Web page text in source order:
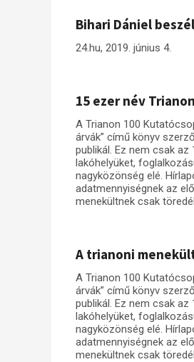
Bihari Dániel
24.hu, 2019. június 4.
15 ezer név
A Trianon 100
árvák” című könyv
publikál. Ez nem csak
lakóhelyüket,
nagyközönség elé.
adatmennyiségnek az
menekültnek csak
A trianoni
A Trianon 100
árvák” című könyv
publikál. Ez nem csak
lakóhelyüket,
nagyközönség elé.
adatmennyiségnek az
menekültnek csak